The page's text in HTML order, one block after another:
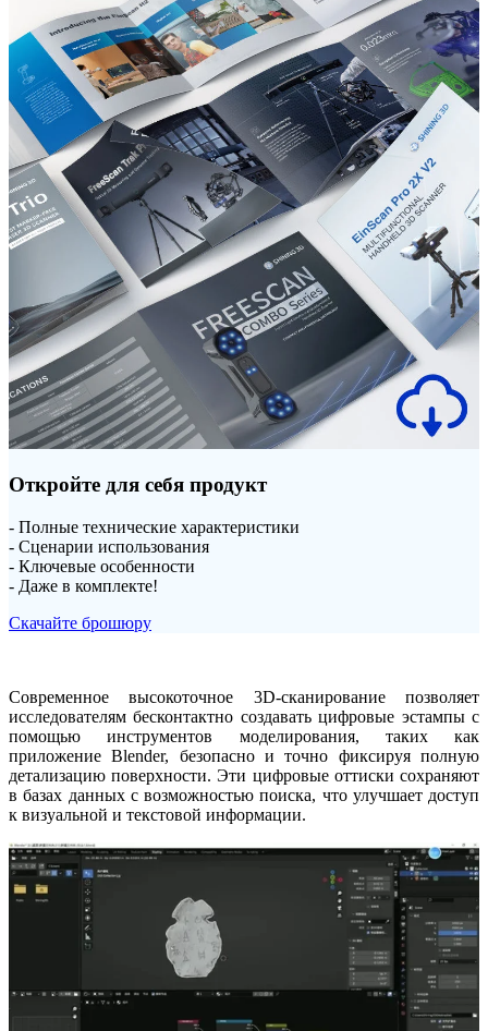
Откройте для себя продукт
- Полные технические характеристики
- Сценарии использования
- Ключевые особенности
- Даже в комплекте!
Скачайте брошюру
Современное высокоточное 3D-сканирование позволяет
исследователям бесконтактно создавать цифровые эстампы с
помощью инструментов моделирования, таких как
приложение Blender, безопасно и точно фиксируя полную
детализацию поверхности. Эти цифровые оттиски сохраняют
в базах данных с возможностью поиска, что улучшает доступ
к визуальной и текстовой информации.